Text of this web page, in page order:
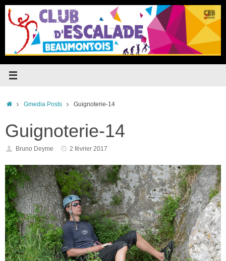
Passer
contenu
Accueil
Gmedia Posts Guignoterie-14
Guignoterie-14
Bruno Deyme 2 février 2017